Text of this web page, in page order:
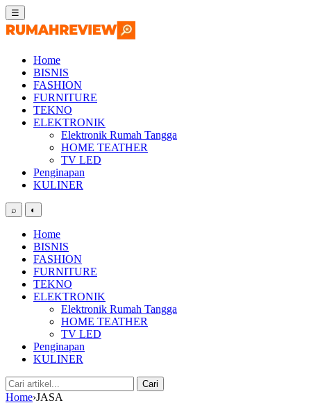
Skip
to
content
☰
Home
BISNIS
FASHION
FURNITURE
TEKNO
ELEKTRONIK
Elektronik Rumah Tangga
HOME TEATHER
TV LED
Penginapan
KULINER
⌕ ◐
Home
BISNIS
FASHION
FURNITURE
TEKNO
ELEKTRONIK
Elektronik Rumah Tangga
HOME TEATHER
TV LED
Penginapan
KULINER
Cari:
Cari
Home›JASA